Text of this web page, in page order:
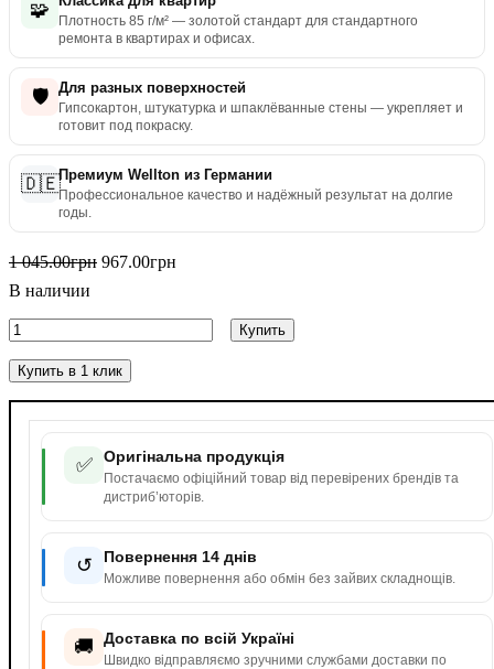
✅ Оригінальна продукція
Постачаємо офіційний товар від перевірених брендів та
дистриб’юторів.
↺ Повернення 14 днів
Можливе повернення або обмін без зайвих складнощів.
🚚 Доставка по всій Україні
Швидко відправляємо зручними службами доставки по
🧩
Плотность 85 г/м² — золотой стандарт для стандартного
ремонта в квартирах и офисах.
🛡️ Для разных поверхностей
Гипсокартон, штукатурка и шпаклёванные стены — укрепляет и
готовит под покраску.
🇩🇪Премиум Wellton из Германии
Профессиональное качество и надёжный результат на долгие
годы.
1 045.00грн 967.00грн
В наличии
Купить
Купить в 1 клик